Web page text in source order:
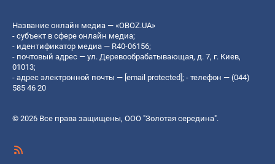
Название онлайн медиа — «OBOZ.UA»
- субъект в сфере онлайн медиа;
- идентификатор медиа — R40-06156;
- почтовый адрес — ул. Деревообрабатывающая, д. 7, г. Киев,
01013;
- адрес электронной почты — [email protected]; - телефон — (044)
585 46 20
© 2026 Все права защищены, ООО "Золотая середина".